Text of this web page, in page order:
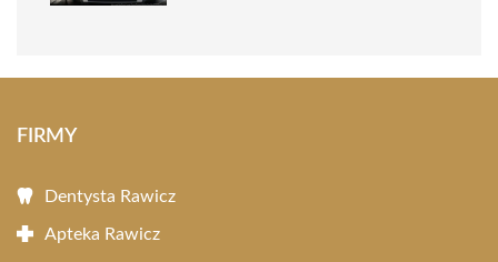
FIRMY
Dentysta Rawicz
Apteka Rawicz